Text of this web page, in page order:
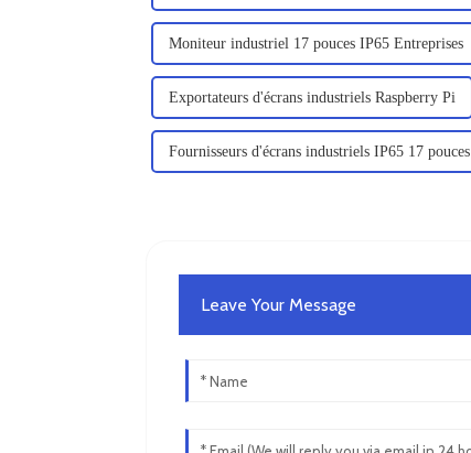
Moniteur industriel 17 pouces IP65 Entreprises
Exportateurs d'écrans industriels Raspberry Pi
Fournisseurs d'écrans industriels IP65 17 pouces
Leave Your Message